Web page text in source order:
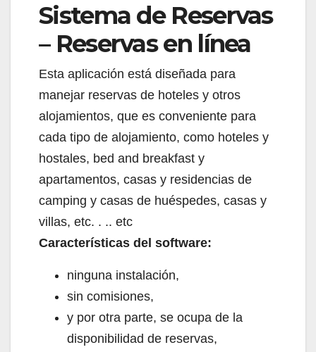
Sistema de Reservas
– Reservas en línea
Esta aplicación está diseñada para
manejar reservas de hoteles y otros
alojamientos, que es conveniente para
cada tipo de alojamiento, como hoteles y
hostales, bed and breakfast y
apartamentos, casas y residencias de
camping y casas de huéspedes, casas y
villas, etc. . .. etc
Características del software:
ninguna instalación,
sin comisiones,
y por otra parte, se ocupa de la
disponibilidad de reservas,